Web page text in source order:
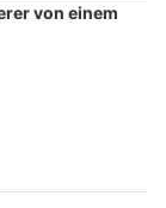
von einem